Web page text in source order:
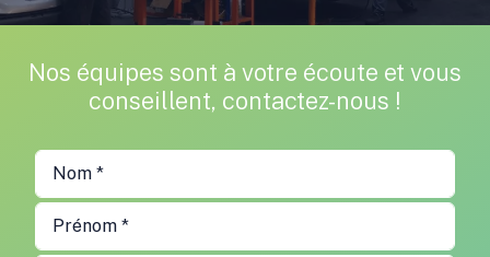
Nos équipes sont à votre écoute et vous
conseillent, contactez-nous !